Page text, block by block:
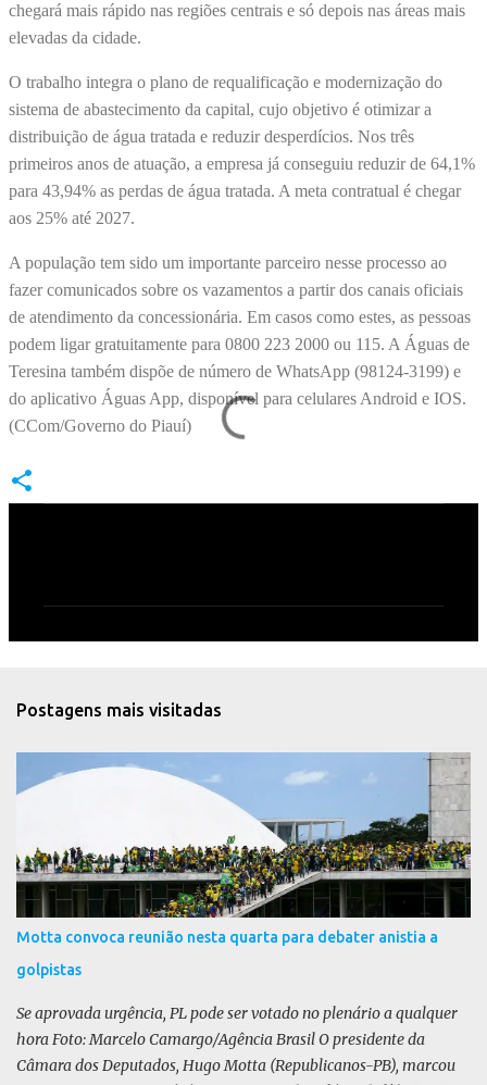
chegará mais rápido nas regiões centrais e só depois nas áreas mais
elevadas da cidade.
O trabalho integra o plano de requalificação e modernização do
sistema de abastecimento da capital, cujo objetivo é otimizar a
distribuição de água tratada e reduzir desperdícios. Nos três
primeiros anos de atuação, a empresa já conseguiu reduzir de 64,1%
para 43,94% as perdas de água tratada. A meta contratual é chegar
aos 25% até 2027.
A população tem sido um importante parceiro nesse processo ao
fazer comunicados sobre os vazamentos a partir dos canais oficiais
de atendimento da concessionária. Em casos como estes, as pessoas
podem ligar gratuitamente para 0800 223 2000 ou 115. A Águas de
Teresina também dispõe de número de WhatsApp (98124-3199) e
do aplicativo Águas App, disponível para celulares Android e IOS.
(CCom/Governo do Piauí)
á
r
i
Postagens mais visitadas
Motta convoca reunião nesta quarta para debater anistia a
golpistas
Se aprovada urgência, PL pode ser votado no plenário a qualquer
hora Foto: Marcelo Camargo/Agência Brasil O presidente da
Câmara dos Deputados, Hugo Motta (Republicanos-PB), marcou